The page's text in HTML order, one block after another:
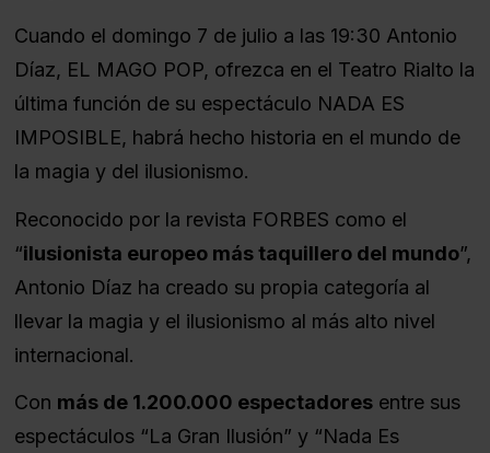
Cuando el domingo 7 de julio a las 19:30 Antonio
Díaz, EL MAGO POP, ofrezca en el Teatro Rialto la
última función de su espectáculo NADA ES
IMPOSIBLE, habrá hecho historia en el mundo de
la magia y del ilusionismo.
Reconocido por la revista FORBES como el
“ilusionista europeo más taquillero del mundo”,
Antonio Díaz ha creado su propia categoría al
llevar la magia y el ilusionismo al más alto nivel
internacional.
Con más de 1.200.000 espectadoresentre sus
espectáculos “La Gran Ilusión” y “Nada Es